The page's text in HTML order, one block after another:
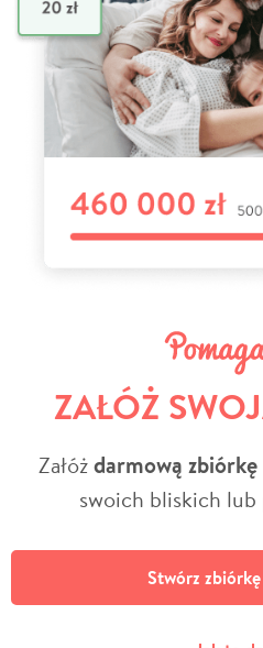
ZAŁÓŻ
Załóżdarmową zbiórkę
swoich bliskich
Stwórz